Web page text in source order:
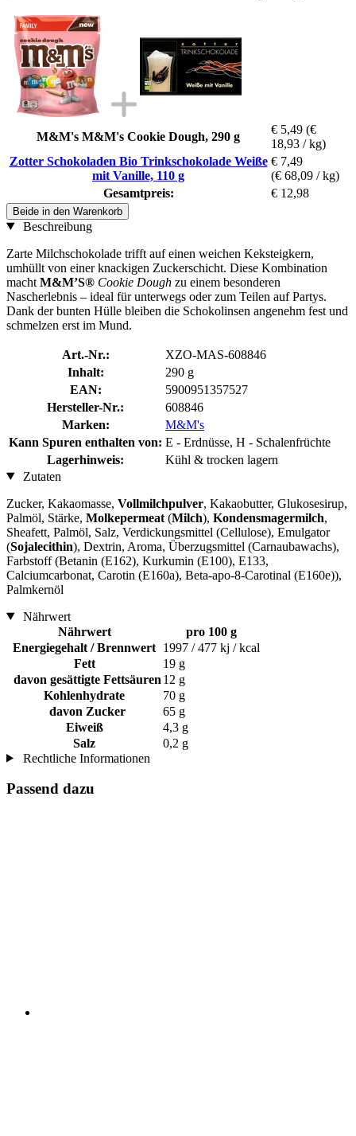
M&M's M&M's Cookie Dough, 290 g
€ 5,49 (€
18,93 / kg)
Zotter Schokoladen Bio Trinkschokolade Weiße
mit Vanille, 110 g
€ 7,49
(€ 68,09 / kg)
Gesamtpreis:
€ 12,98
Beide in den Warenkorb
Beschreibung
Zarte Milchschokolade trifft auf einen weichen Keksteigkern,
umhüllt von einer knackigen Zuckerschicht. Diese Kombination
macht M&M’S® Cookie Dough zu einem besonderen
Nascherlebnis – ideal für unterwegs oder zum Teilen auf Partys.
Dank der bunten Hülle bleiben die Schokolinsen angenehm fest und
schmelzen erst im Mund.
Art.-Nr.:
XZO-MAS-608846
Inhalt:
290 g
EAN:
5900951357527
Hersteller-Nr.:
608846
Marken:
M&M's
Kann Spuren enthalten von: E - Erdnüsse, H - Schalenfrüchte
Lagerhinweis:
Kühl & trocken lagern
Zutaten
Zucker, Kakaomasse, Vollmilchpulver, Kakaobutter, Glukosesirup,
Palmöl, Stärke, Molkepermeat (Milch), Kondensmagermilch,
Sheafett, Palmöl, Salz, Verdickungsmittel (Cellulose), Emulgator
(Sojalecithin), Dextrin, Aroma, Überzugsmittel (Carnaubawachs),
Farbstoff (Betanin (E162), Kurkumin (E100), E133,
Calciumcarbonat, Carotin (E160a), Beta-apo-8-Carotinal (E160e)),
Palmkernöl
Nährwert
Nährwert
pro 100 g
Energiegehalt / Brennwert 1997 / 477 kj / kcal
Fett
19 g
davon gesättigte Fettsäuren 12 g
Kohlenhydrate
70 g
davon Zucker
65 g
Eiweiß
4,3 g
Salz
0,2 g
Rechtliche Informationen
Passend dazu